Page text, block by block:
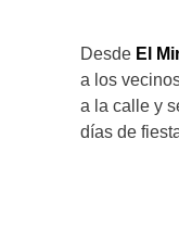
Desde El
a los
a la calle y
días de